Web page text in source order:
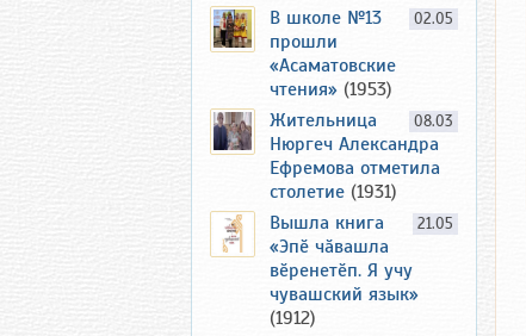
02.05
В школе №13
прошли
«Асаматовские
чтения» (1953)
08.03
Жительница
Нюргеч Александра
Ефремова отметила
столетие (1931)
21.05
Вышла книга
«Эпӗ чӑвашла
вӗренетӗп. Я учу
чувашский язык»
(1912)